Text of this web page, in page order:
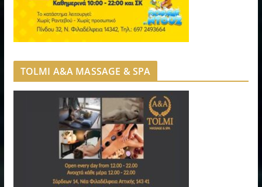
TOLMI A&A MASSAGE & SPA